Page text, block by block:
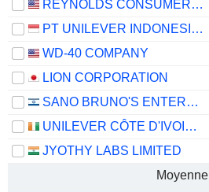
REYNOLDS CONSUMER PRODUCTS INC.
PT UNILEVER INDONESIA TBK
WD-40 COMPANY
LION CORPORATION
SANO BRUNO'S ENTERPRISES LTD
UNILEVER CÔTE D'IVOIRE, S.A.
JYOTHY LABS LIMITED
Moyenne